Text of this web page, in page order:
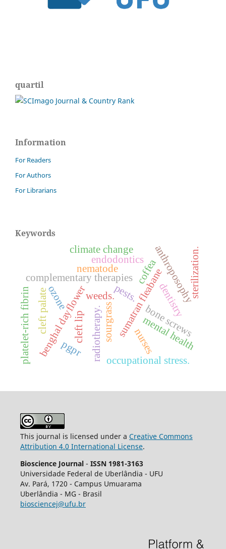
quartil
Information
For Readers
For Authors
For Librarians
Keywords
benghal dayflower sourgrasssumatran fleabane
weeds. anthroposophy
complementary therapies
dentistry
bone screws
cleft lip
cleft palateozone
platelet-rich fibrin radiotherapy.
coffea
nematode
pests.
endodontics sterilization.
mental health
nurses
occupational stress.
climate change
pgpr
This journal is licensed under a Creative Commons
Attribution 4.0 International License.
Bioscience Journal - ISSN 1981-3163
Universidade Federal de Uberlândia - UFU
Av. Pará, 1720 - Campus Umuarama
Uberlândia - MG - Brasil
biosciencej@ufu.br